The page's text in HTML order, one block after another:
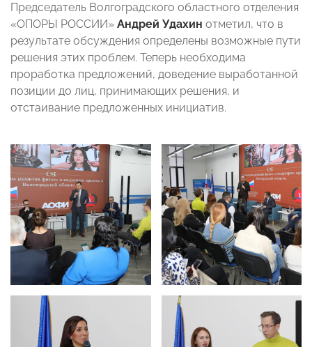
Председатель Волгоградского областного отделения
«ОПОРЫ РОССИИ» Андрей Удахин отметил, что в
результате обсуждения определены возможные пути
решения этих проблем. Теперь необходима
проработка предложений, доведение выработанной
позиции до лиц, принимающих решения, и
отстаивание предложенных инициатив.